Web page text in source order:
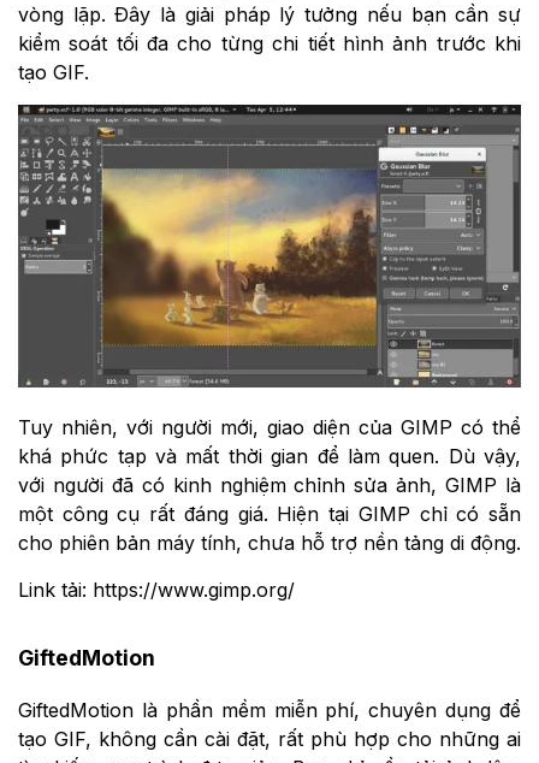
vòng lặp. Đây là giải pháp lý tưởng nếu bạn cần sự
kiểm soát tối đa cho từng chi tiết hình ảnh trước khi
tạo GIF.
Tuy nhiên, với người mới, giao diện của GIMP có thể
khá phức tạp và mất thời gian để làm quen. Dù vậy,
với người đã có kinh nghiệm chỉnh sửa ảnh, GIMP là
một công cụ rất đáng giá. Hiện tại GIMP chỉ có sẵn
cho phiên bản máy tính, chưa hỗ trợ nền tảng di động.
Link tải: https://www.gimp.org/
GiftedMotion
GiftedMotion là phần mềm miễn phí, chuyên dụng để
tạo GIF, không cần cài đặt, rất phù hợp cho những ai